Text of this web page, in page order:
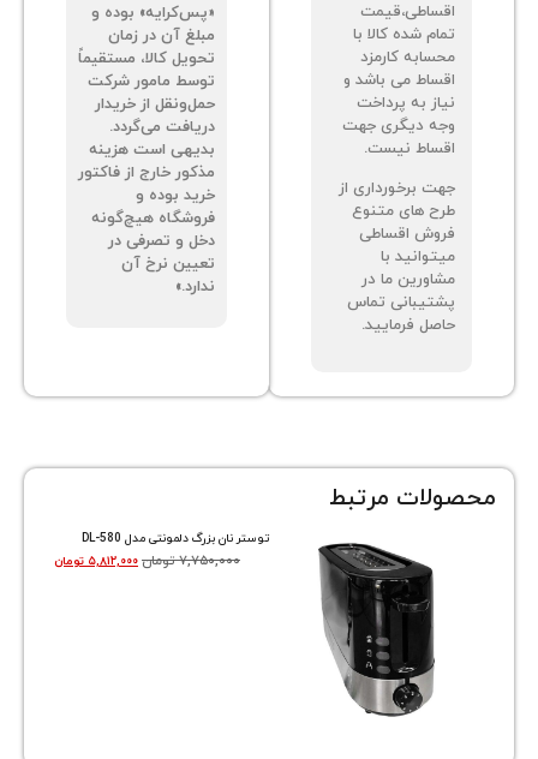
شده کالا با
می باشد و
به پرداخت
دیگری جهت
برخورداری از
های متنوع
تماس
«پس‌کرایه» بوده و
مبلغ آن در زمان
تحویل کالا، مستقیماً
توسط مامور شرکت
حمل‌ونقل از خریدار
دریافت می‌گردد.
بدیهی است هزینه
مذکور خارج از فاکتور
فروشگاه هیچ‌گونه
دخل و تصرفی در
مرتبط
توستر نان بزرگ دلمونتی مدل DL-580
۷,۷۵۰,۰۰۰ تومان ۵,۸۱۲,۰۰۰ تومان